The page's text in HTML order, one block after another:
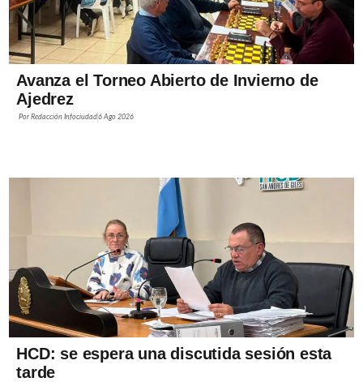
Avanza el Torneo Abierto de Invierno de
Ajedrez
PorRedacción Infociudad6 Ago 2026
HCD: se espera una discutida sesión esta
tarde